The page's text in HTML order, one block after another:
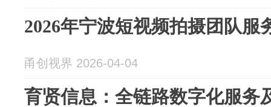
2026年宁波短视频拍摄团队服
甬创视界 2026-04-04
育贤信息：全链路数字化服务